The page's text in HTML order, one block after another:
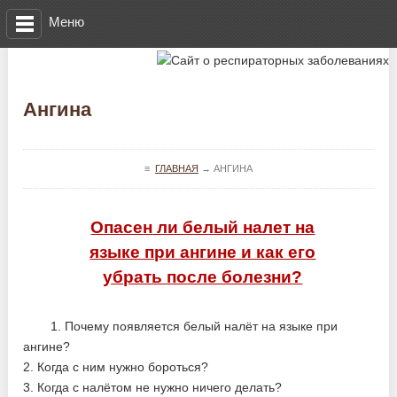
Ангина
≡ ГЛАВНАЯ → АНГИНА
Опасен ли белый налет на
языке при ангине и как его
убрать после болезни?
1. Почему появляется белый налёт на языке при
ангине?
2. Когда с ним нужно бороться?
3. Когда с налётом не нужно ничего делать?
Меню